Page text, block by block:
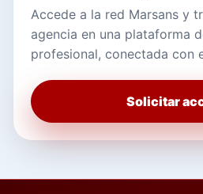
Accede a la red Marsans y
agencia en una plataforma
profesional, conectada con
Solicitar